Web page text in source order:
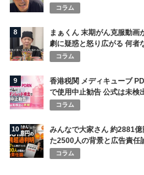
コラム
8
まぁくん 末期がん克服動画
劇に疑惑と怒り広がる 何者
コラム
9
香港税関 メディキューブ
で使用中止勧告 公式は未検
コラム
10
みんなで大家さん 約2881
た2500人の背景と広告責任
コラム